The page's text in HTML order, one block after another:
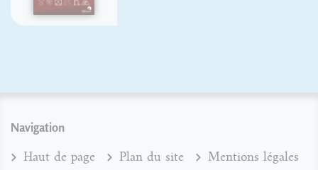
Navigation
Haut de page Plan du site
Mentions légales